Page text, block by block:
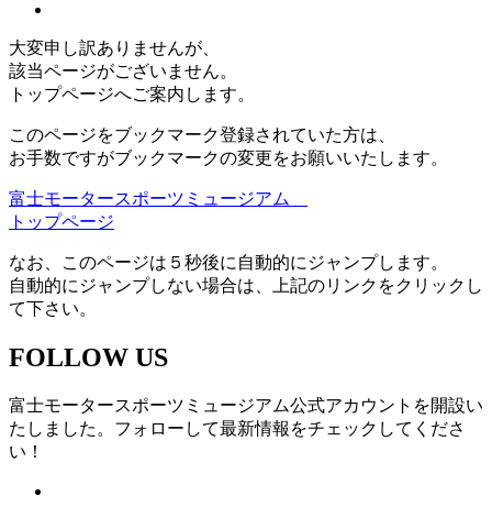
大変申し訳ありませんが、
該当ページがございません。
トップページへご案内します。
このページをブックマーク登録されていた方は、
お手数ですがブックマークの変更をお願いいたします。
富士モータースポーツミュージアム
トップページ
なお、このページは５秒後に自動的にジャンプします。
自動的にジャンプしない場合は、上記のリンクをクリックし
て下さい。
FOLLOW US
富士モータースポーツミュージアム公式アカウントを開設い
たしました。フォローして最新情報をチェックしてくださ
い！